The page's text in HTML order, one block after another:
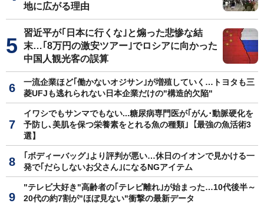
地に広がる理由
習近平が｢日本に行くな｣と煽った悲惨な結
末…｢8万円の激安ツアー｣でロシアに向かった
中国人観光客の誤算
一流企業ほど｢働かないオジサン｣が増殖していく…トヨタも三
菱UFJも逃れられない日本企業だけの"構造的欠陥"
イワシでもサンマでもない...糖尿病専門医が｢がん･動脈硬化を
予防し､美肌を保つ栄養素をとれる魚の種類｣【最強の魚活術3
選】
｢ボディーバッグ｣より評判が悪い…休日のイオンで見かける一
発で｢だらしないお父さん｣になるNGアイテム
"テレビ大好き"高齢者の｢テレビ離れ｣が始まった…10代後半～
20代の約7割が"ほぼ見ない"衝撃の最新データ